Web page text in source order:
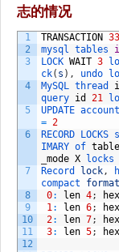
志的情况
1
2
3
4
5
6
7
8
9
10
11
12
TRANSACTION
mysql tables
LOCK WAIT 3
ck( s ) , undo
MySQL thread
query id 21
UPDATE
= 2
RECORD
LOCKS
IMARY of table
mode X locks
Record
lock,
compact format
0: len 4; hex
1: len 6; hex
2: len 7; hex
3: len 5; hex